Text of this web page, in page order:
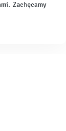
Zachęcamy